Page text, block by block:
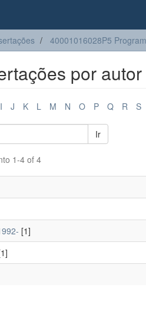
40001016028P5
por autor
I J K L M N O P Q R S
Ir
1-4 of 4
[1]